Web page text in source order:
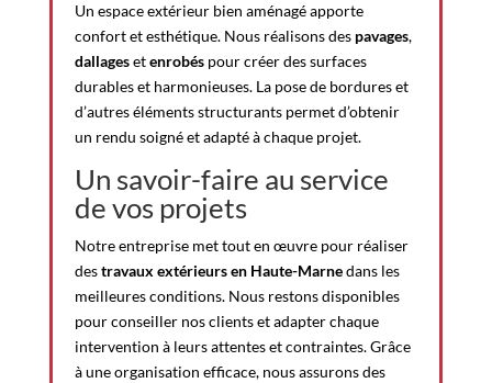
Un espace extérieur bien aménagé apporte
confort et esthétique. Nous réalisons des pavages,
dallagesetenrobéspour créer des surfaces
durables et harmonieuses. La pose de bordures et
d’autres éléments structurants permet d’obtenir
un rendu soigné et adapté à chaque projet.
Un savoir-faire au service
de vos projets
Notre entreprise met tout en œuvre pour réaliser
destravaux extérieurs en Haute-Marnedans les
meilleures conditions. Nous restons disponibles
pour conseiller nos clients et adapter chaque
intervention à leurs attentes et contraintes. Grâce
à une organisation efficace, nous assurons des